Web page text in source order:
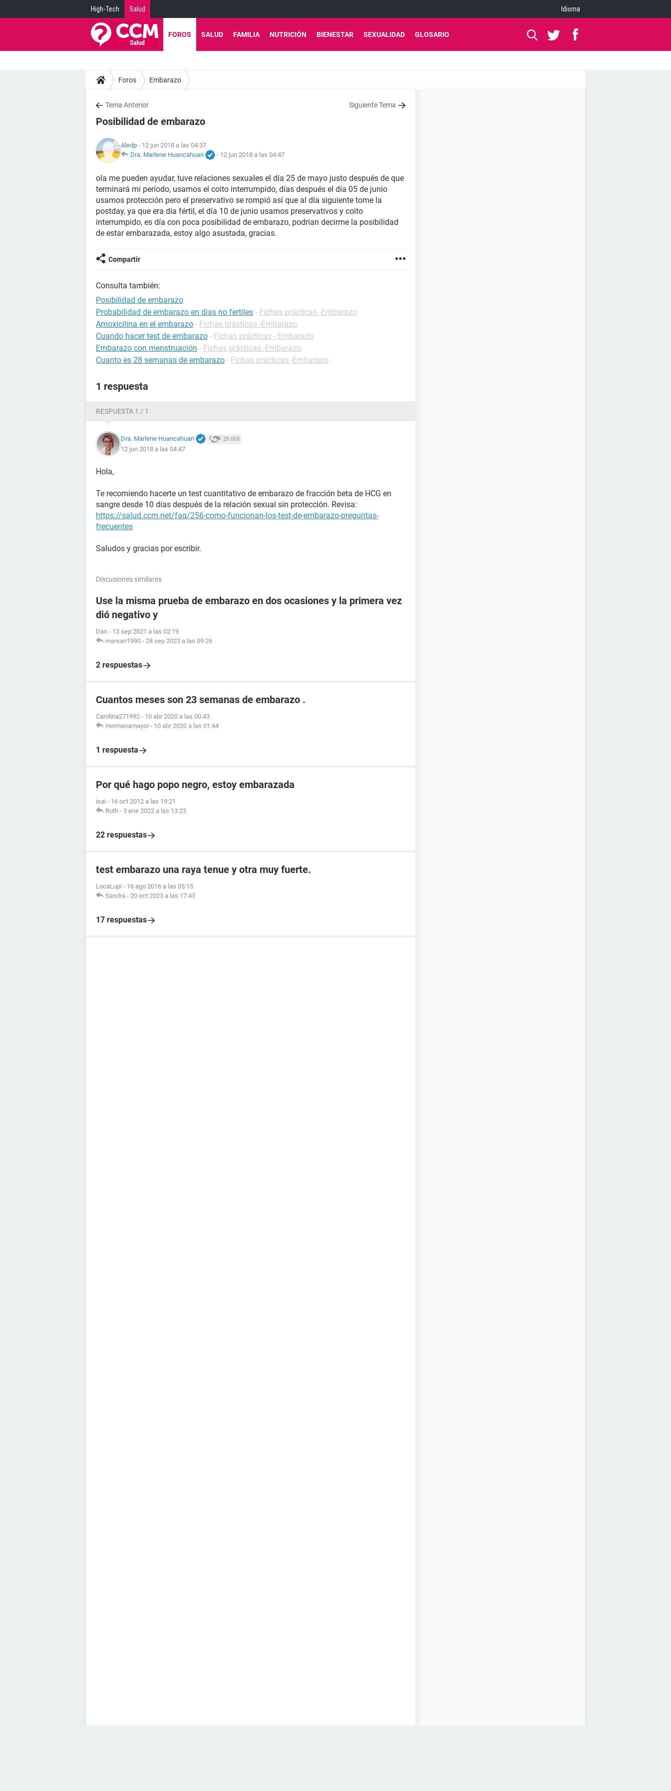
High-Tech Salud Idioma
FOROS SALUD FAMILIA NUTRICIÓN BIENESTAR SEXUALIDAD GLOSARIO
Foros Embarazo
Tema Anterior Siguiente Tema
Posibilidad de embarazo
Aledp - 12 jun 2018 a las 04:37
Dra. Marlene Huancahuari
- 12 jun 2018 a las 04:47
ola me pueden ayudar, tuve relaciones sexuales el día 25 de mayo justo después de que
terminará mi periodo, usamos el coito interrumpido, días después el día 05 de junio
usamos protección pero el preservativo se rompió así que al día siguiente tome la
postday, ya que era día fértil, el día 10 de junio usamos preservativos y coito
interrumpido, es día con poca posibilidad de embarazo, podrían decirme la posibilidad
de estar embarazada, estoy algo asustada, gracias.
Compartir
Consulta también:
Posibilidad de embarazo
Probabilidad de embarazo en dias no fertiles - Fichas prácticas -Embarazo
Amoxicilina en el embarazo - Fichas prácticas -Embarazo
Cuando hacer test de embarazo - Fichas prácticas - Embarazo
Embarazo con menstruación - Fichas prácticas -Embarazo
Cuanto es 28 semanas de embarazo - Fichas prácticas -Embarazo
1 respuesta
RESPUESTA 1 / 1
Dra. Marlene Huancahuari 29.005
12 jun 2018 a las 04:47
Hola,
Te recomiendo hacerte un test cuantitativo de embarazo de fracción beta de HCG en
sangre desde 10 días después de la relación sexual sin protección. Revisa:
https://salud.ccm.net/faq/256-como-funcionan-los-test-de-embarazo-preguntas-
frecuentes
Saludos y gracias por escribir.
Discusiones similares
Use la misma prueba de embarazo en dos ocasiones y la primera vez
dió negativo y
Dan - 13 sep 2021 a las 02:19
marsan1990 - 28 sep 2023 a las 09:26
2 respuestas
Cuantos meses son 23 semanas de embarazo .
Carolina271992 - 10 abr 2020 a las 00:43
Hermanamayor - 10 abr 2020 a las 01:44
1 respuesta
Por qué hago popo negro, estoy embarazada
isai - 16 oct 2012 a las 19:21
Ruth - 3 ene 2022 a las 13:23
22 respuestas
test embarazo una raya tenue y otra muy fuerte.
LocaLupi - 16 ago 2016 a las 05:15
Sandra - 20 oct 2023 a las 17:43
17 respuestas